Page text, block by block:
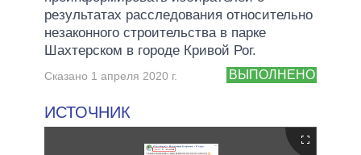
результатах расследования относительно
незаконного строительства в парке
Шахтерском в городе Кривой Рог.
ВЫПОЛНЕНО
Сказано 1 апреля 2020 г.
ИСТОЧНИК